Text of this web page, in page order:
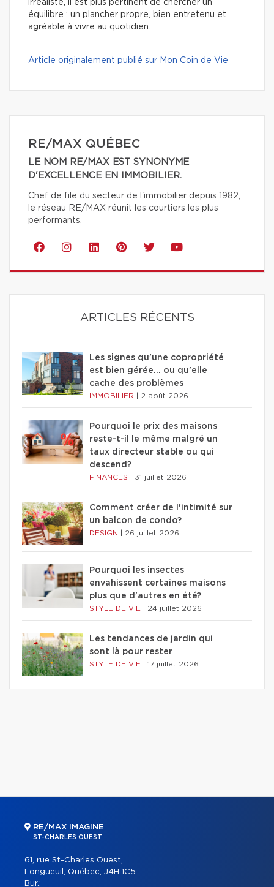
irréaliste, il est plus pertinent de chercher un
équilibre : un plancher propre, bien entretenu et
agréable à vivre au quotidien.
Article originalement publié sur Mon Coin de Vie
RE/MAX QUÉBEC
LE NOM RE/MAX EST SYNONYME
D'EXCELLENCE EN IMMOBILIER.
Chef de file du secteur de l'immobilier depuis 1982,
le réseau RE/MAX réunit les courtiers les plus
performants.
ARTICLES RÉCENTS
Les signes qu'une copropriété
est bien gérée… ou qu'elle
cache des problèmes
IMMOBILIER 2 août 2026
Pourquoi le prix des maisons
reste-t-il le même malgré un
taux directeur stable ou qui
descend?
FINANCES 31 juillet 2026
Comment créer de l'intimité sur
un balcon de condo?
DESIGN 26 juillet 2026
Pourquoi les insectes
envahissent certaines maisons
plus que d'autres en été?
STYLE DE VIE 24 juillet 2026
Les tendances de jardin qui
sont là pour rester
STYLE DE VIE 17 juillet 2026
RE/MAX IMAGINE
ST-CHARLES OUEST
61, rue St-Charles Ouest,
Longueuil, Québec, J4H 1C5
Bur.: